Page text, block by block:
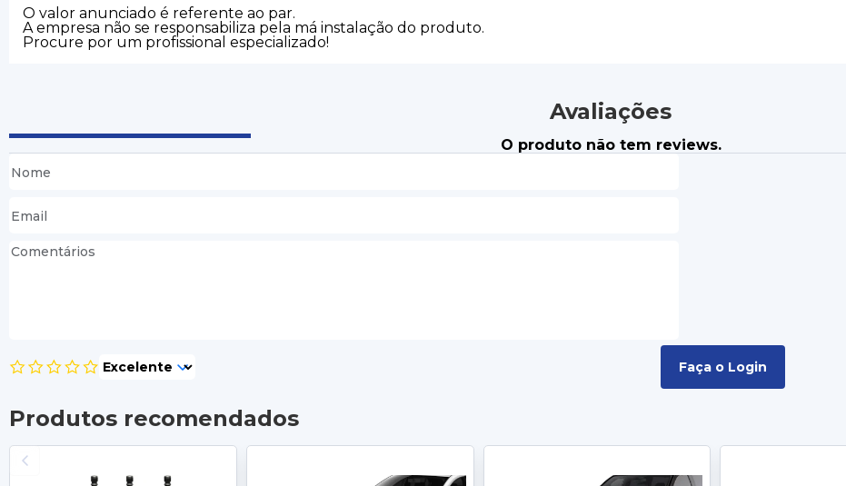
O valor anunciado é referente ao par.
A empresa não se responsabiliza pela má instalação do produto.
Procure por um profissional especializado!
Avaliações
O produto não tem reviews.
Faça o Login
Produtos recomendados